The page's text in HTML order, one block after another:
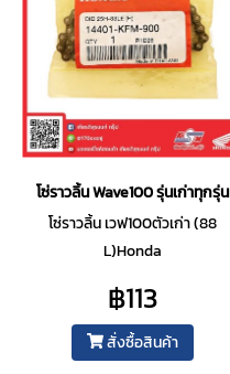
โซ่ราวลิ้น Wave100 รุ่นเก่าทุกรุ่น
โซ่ราวลิ้น เวฟ100ตัวเก่า (88
L)Honda
฿113
สั่งซื้อสินค้า